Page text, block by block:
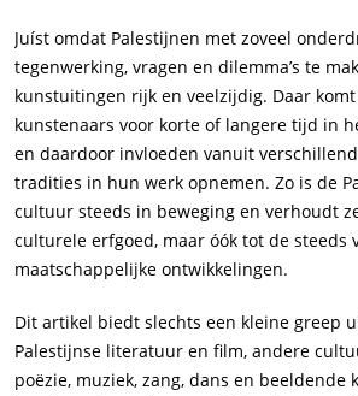
Juíst omdat Palestijnen met zoveel
tegenwerking, vragen en dilemma’s te
kunstuitingen rijk en veelzijdig. Daar
kunstenaars voor korte of langere tijd in
en daardoor invloeden vanuit
tradities in hun werk opnemen. Zo is de
cultuur steeds in beweging en verhoudt
culturele erfgoed, maar óók tot de steeds
maatschappelijke ontwikkelingen.
Dit artikel biedt slechts een kleine greep
Palestijnse literatuur en film, andere
poëzie, muziek, zang, dans en beeldende